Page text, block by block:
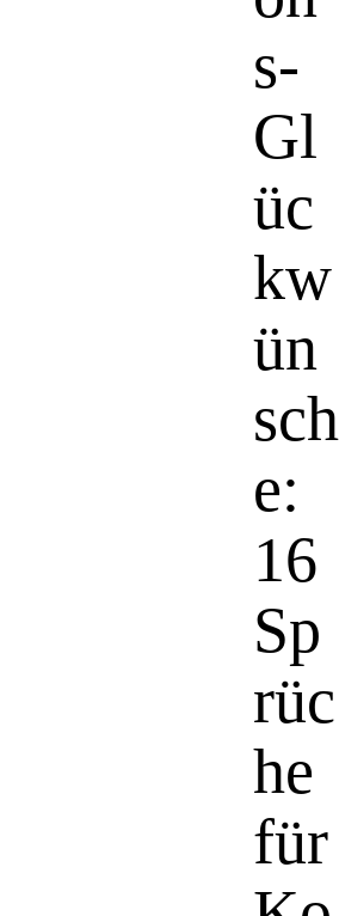
s-
Gl
üc
kw
ün
sch
e:
16
Sp
rüc
he
für